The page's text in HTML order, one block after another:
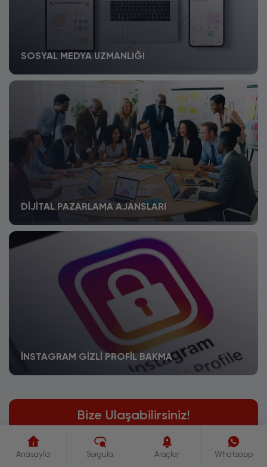
SOSYAL MEDYA UZMANLIĞI
DIJITAL PAZARLAMA AJANSLARI
İNSTAGRAM GIZLI PROFIL BAKMA
Bize Ulaşabilirsiniz!
ulaşabilirsiniz
Anasayfa Sorgula Araçlar Whatsapp